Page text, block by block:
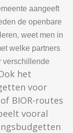
aangeeft
de openbare
weet men in
welke partners
verschillende
het
voor
BIOR-routes
vooral